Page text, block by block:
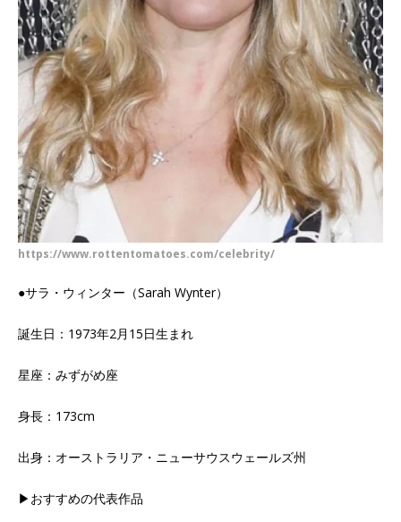
https://www.rottentomatoes.com/celebrity/
●サラ・ウィンター（Sarah Wynter）
誕生日：1973年2月15日生まれ
星座：みずがめ座
身長：173cm
出身：オーストラリア・ニューサウスウェールズ州
▶おすすめの代表作品